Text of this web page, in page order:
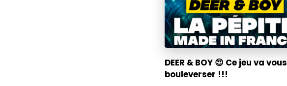
DEER & BOY 😍 Ce jeu va vous
bouleverser !!!